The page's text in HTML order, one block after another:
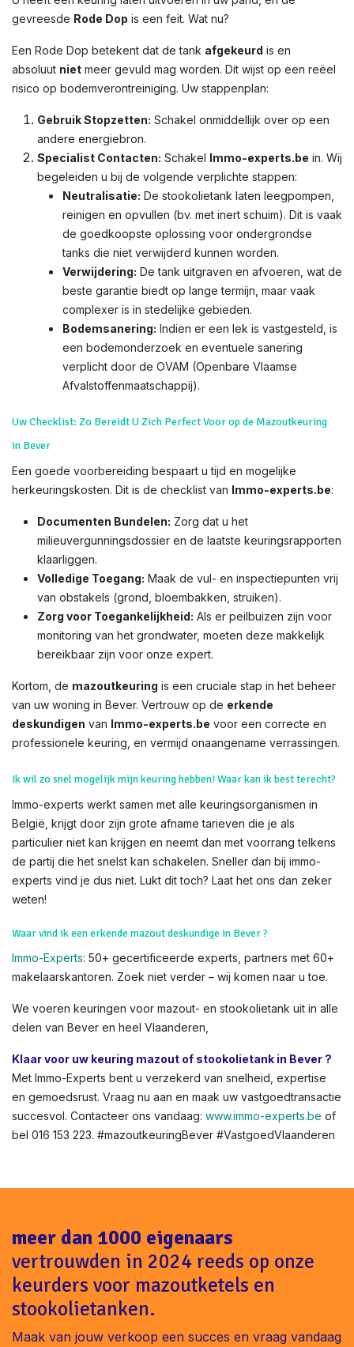
gevreesde Rode Dop is een feit. Wat nu?
Een Rode Dop betekent dat de tank afgekeurd is en
absoluut niet meer gevuld mag worden. Dit wijst op een reëel
risico op bodemverontreiniging. Uw stappenplan:
Gebruik Stopzetten: Schakel onmiddellijk over op een
andere energiebron.
Specialist Contacten: Schakel Immo-experts.be in. Wij
begeleiden u bij de volgende verplichte stappen:
Neutralisatie: De stookolietank laten leegpompen,
reinigen en opvullen (bv. met inert schuim). Dit is vaak
de goedkoopste oplossing voor ondergrondse
tanks die niet verwijderd kunnen worden.
Verwijdering: De tank uitgraven en afvoeren, wat de
beste garantie biedt op lange termijn, maar vaak
complexer is in stedelijke gebieden.
Bodemsanering: Indien er een lek is vastgesteld, is
een bodemonderzoek en eventuele sanering
verplicht door de OVAM (Openbare Vlaamse
Afvalstoffenmaatschappij).
Uw Checklist: Zo Bereidt U Zich Perfect Voor op de Mazoutkeuring
in Bever
Een goede voorbereiding bespaart u tijd en mogelijke
herkeuringskosten. Dit is de checklist van Immo-experts.be:
Documenten Bundelen: Zorg dat u het
milieuvergunningsdossier en de laatste keuringsrapporten
klaarliggen.
Volledige Toegang: Maak de vul- en inspectiepunten vrij
van obstakels (grond, bloembakken, struiken).
Zorg voor Toegankelijkheid: Als er peilbuizen zijn voor
monitoring van het grondwater, moeten deze makkelijk
bereikbaar zijn voor onze expert.
Kortom, de mazoutkeuring is een cruciale stap in het beheer
van uw woning in Bever. Vertrouw op de erkende
deskundigen van Immo-experts.be voor een correcte en
professionele keuring, en vermijd onaangename verrassingen.
Ik wil zo snel mogelijk mijn keuring hebben! Waar kan ik best terecht?
Immo-experts werkt samen met alle keuringsorganismen in
België, krijgt door zijn grote afname tarieven die je als
particulier niet kan krijgen en neemt dan met voorrang telkens
de partij die het snelst kan schakelen. Sneller dan bij immo-
experts vind je dus niet. Lukt dit toch? Laat het ons dan zeker
weten!
Waar vind ik een erkende mazout deskundige in Bever ?
Immo-Experts: 50+ gecertificeerde experts, partners met 60+
makelaarskantoren. Zoek niet verder – wij komen naar u toe.
We voeren keuringen voor mazout- en stookolietank uit in alle
delen van Bever en heel Vlaanderen,
Klaar voor uw keuring mazout of stookolietank in Bever ?
Met Immo-Experts bent u verzekerd van snelheid, expertise
en gemoedsrust. Vraag nu aan en maak uw vastgoedtransactie
succesvol. Contacteer ons vandaag: www.immo-experts.be of
bel 016 153 223. #mazoutkeuringBever #VastgoedVlaanderen
meer dan 1000 eigenaars
vertrouwden in 2024 reeds op onze
keurders voor mazoutketels en
stookolietanken.
Maak van jouw verkoop een succes en vraag vandaag